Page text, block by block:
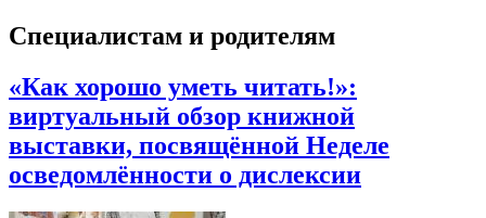
Специалистам и родителям
«Как хорошо уметь читать!»:
виртуальный обзор книжной
выставки, посвящённой Неделе
осведомлённости о дислексии